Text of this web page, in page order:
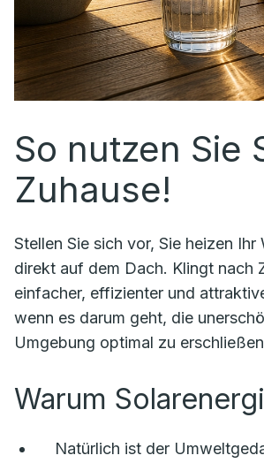
So nutzen Sie
Zuhause!
Stellen Sie sich vor, Sie heizen
direkt auf dem Dach. Klingt nach
einfacher, effizienter und
wenn es darum geht, die
Umgebung optimal zu
Warum
Natürlich ist der